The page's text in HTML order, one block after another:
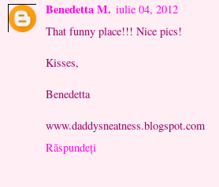
Benedetta M. iulie 04, 2012
That funny place!!! Nice pics!
Kisses,
Benedetta
www.daddysneatness.blogspot.com
Răspundeți